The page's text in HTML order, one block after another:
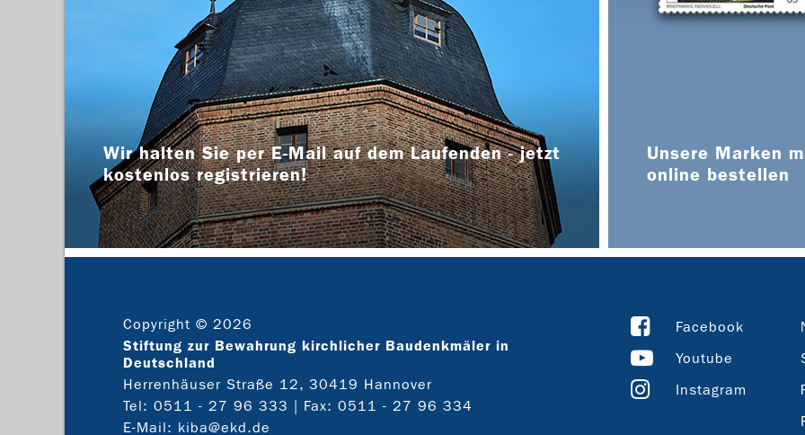
Wir halten Sie per E-Mail auf dem Laufenden - jetzt
kostenlos registrieren!
Unsere Marken
online bestellen
Copyright © 2026
Stiftung zur Bewahrung kirchlicher Baudenkmäler in
Deutschland
Herrenhäuser Straße 12, 30419 Hannover
Tel: 0511 - 27 96 333 | Fax: 0511 - 27 96 334
E-Mail: kiba@ekd.de
Facebook
Youtube
Instagram